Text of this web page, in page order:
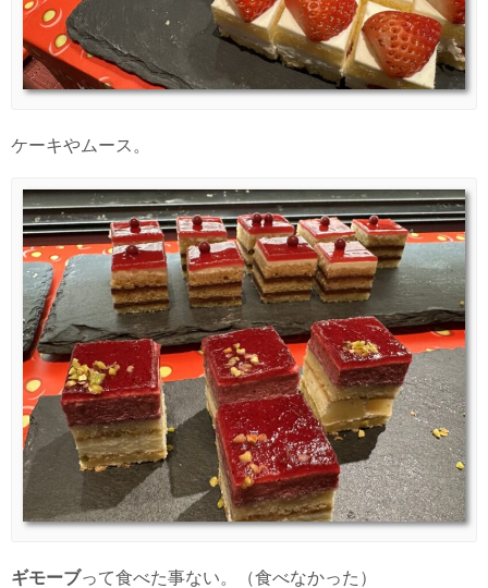
ケーキやムース。
ギモーブって食べた事ない。（食べなかった）